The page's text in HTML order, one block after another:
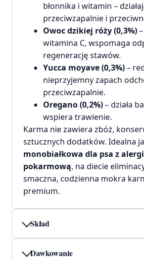
błonnika i witamin –
przeciwzapalnie i
Owoc dzikiej róży (0,3%)
witamina C, wspomaga
regenerację stawów.
Yucca moyave (0,3%)–
nieprzyjemny zapach
przeciwzapalnie.
Oregano (0,2%)– działa
wspiera trawienie.
Karma nie zawiera zbóż,
sztucznych dodatków. Idealna
monobiałkowa dla psa z
pokarmową, na diecie
smaczna, codzienna mokra
premium.
Skład
Dawkowanie